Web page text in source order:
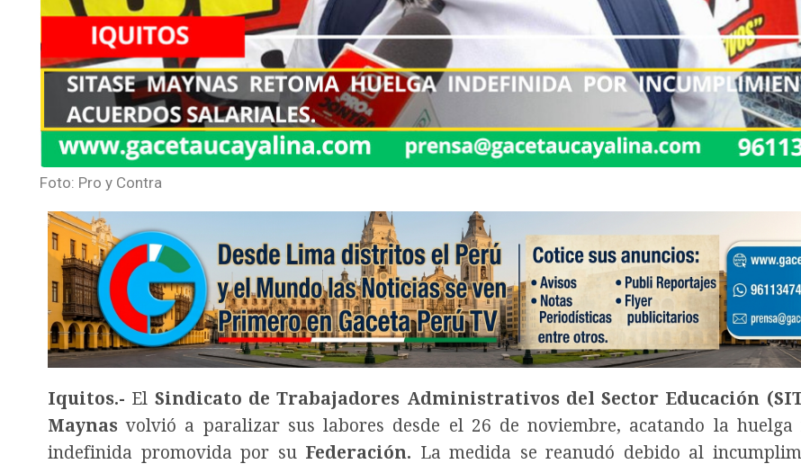
Foto: Pro y Contra
Iquitos.- El Sindicato de Trabajadores Administrativos del Sector Educación
Maynasvolvió a paralizar sus labores desde el 26 de noviembre, acatando la huelga
indefinida promovida por su Federación. La medida se reanudó debido al